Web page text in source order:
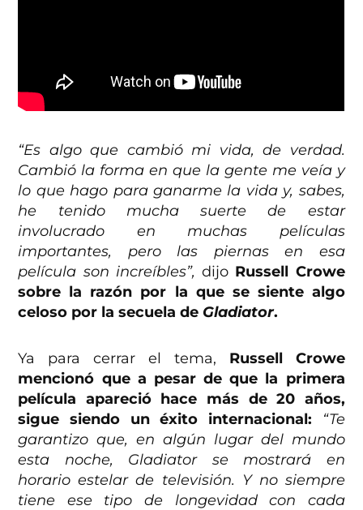
“Es algo que cambió mi vida, de verdad.
Cambió la forma en que la gente me veía y
lo que hago para ganarme la vida y, sabes,
he tenido mucha suerte de estar
involucrado en muchas películas
importantes, pero las piernas en esa
película son increíbles”, dijo Russell Crowe
sobre la razón por la que se siente algo
celoso por la secuela de Gladiator.
Ya para cerrar el tema, Russell Crowe
mencionó que a pesar de que la primera
película apareció hace más de 20 años,
sigue siendo un éxito internacional:
“Te
garantizo que, en algún lugar del mundo
esta noche, Gladiator se mostrará en
horario estelar de televisión. Y no siempre
tiene ese tipo de longevidad con cada